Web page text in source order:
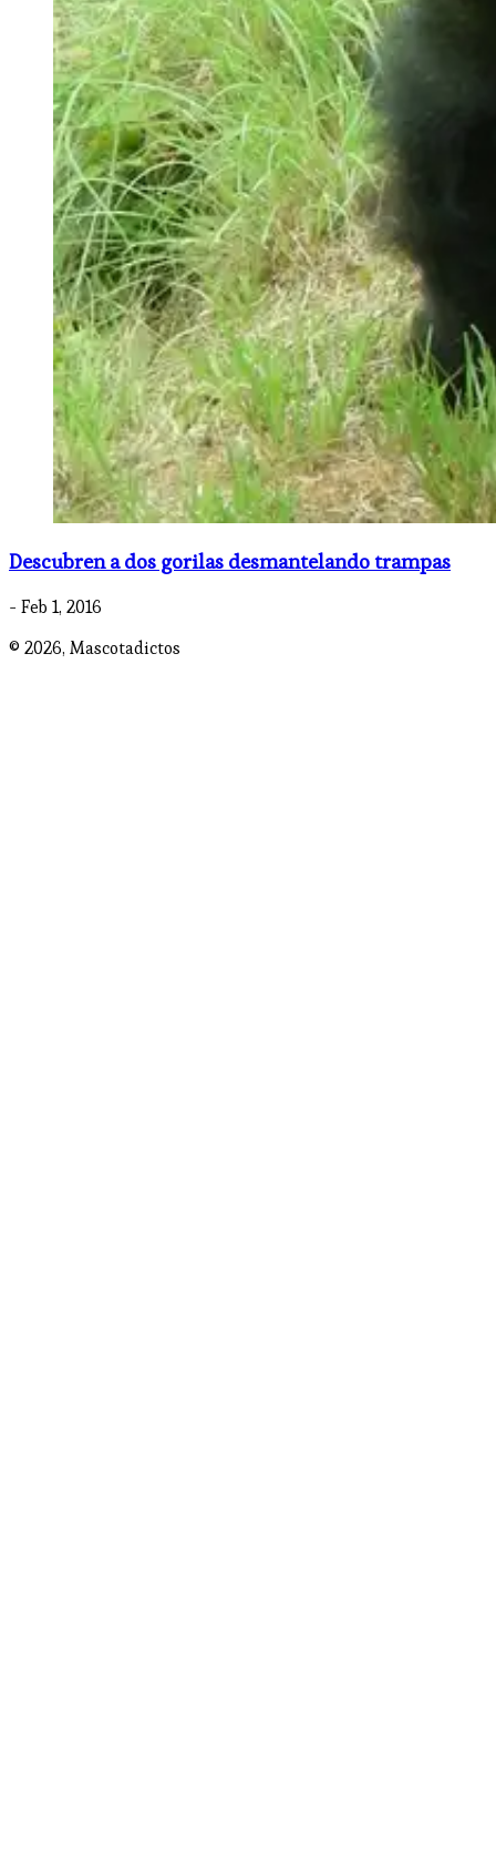
Descubren a dos gorilas desmantelando trampas
- Feb 1, 2016
© 2026, Mascotadictos